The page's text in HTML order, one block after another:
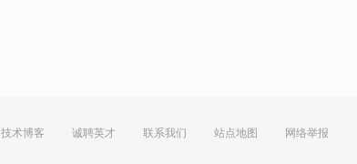
技术博客 诚聘英才 联系我们 站点地图 网络举报